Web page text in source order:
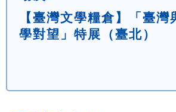
【臺灣文學糧倉】「臺灣
學對望」特展（臺北）